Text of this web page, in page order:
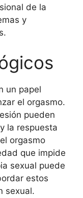
de la
y
un papel
el orgasmo.
pueden
la respuesta
orgasmo
que impide
sexual puede
estos
sexual.